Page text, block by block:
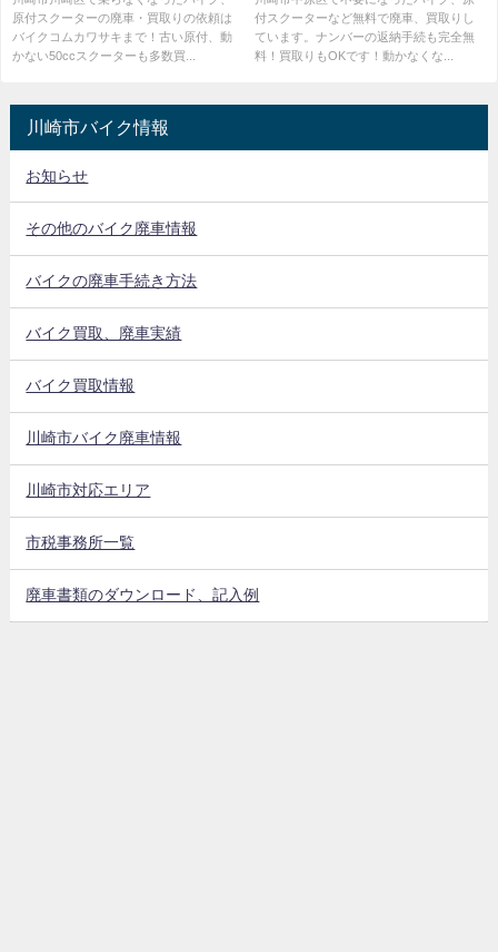
原付スクーターの廃車・買取りの依頼は
バイクコムカワサキまで！古い原付、動
かない50ccスクーターも多数買...
付スクーターなど無料で廃車、買取りし
ています。ナンバーの返納手続も完全無
料！買取りもOKです！動かなくな...
川崎市バイク情報
お知らせ
その他のバイク廃車情報
バイクの廃車手続き方法
バイク買取、廃車実績
バイク買取情報
川崎市バイク廃車情報
川崎市対応エリア
市税事務所一覧
廃車書類のダウンロード、記入例